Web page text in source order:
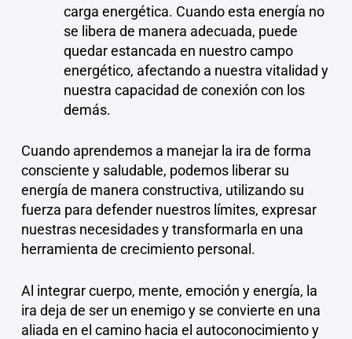
carga energética. Cuando esta energía no
se libera de manera adecuada, puede
quedar estancada en nuestro campo
energético, afectando a nuestra vitalidad y
nuestra capacidad de conexión con los
demás.
Cuando aprendemos a manejar la ira de forma
consciente y saludable, podemos liberar su
energía de manera constructiva, utilizando su
fuerza para defender nuestros límites, expresar
nuestras necesidades y transformarla en una
herramienta de crecimiento personal.
Al integrar cuerpo, mente, emoción y energía, la
ira deja de ser un enemigo y se convierte en una
aliada en el camino hacia el autoconocimiento y